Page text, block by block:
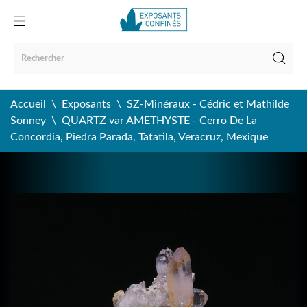
Accueil Exposants
SZ-Minéraux - Cédric et Mathilde
Sonney
QUARTZ var AMETHYSTE - Cerro De La
Concordia, Piedra Parada, Tatatila, Veracruz, Mexique